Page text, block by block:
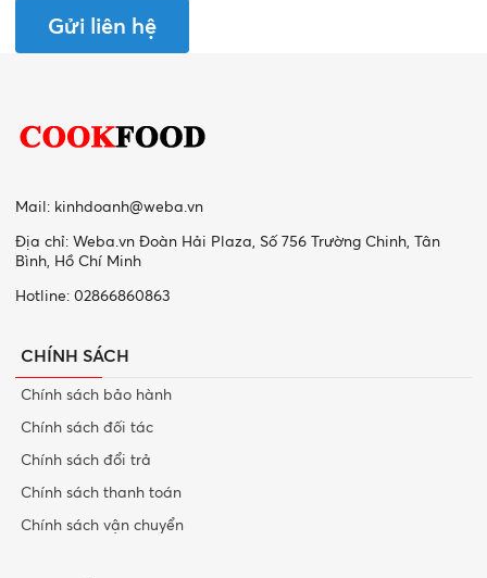
Gửi liên hệ
Mail: kinhdoanh@weba.vn
Địa chỉ: Weba.vn Đoàn Hải Plaza, Số 756 Trường Chinh, Tân
Bình, Hồ Chí Minh
Hotline: 02866860863
CHÍNH SÁCH
Chính sách bảo hành
Chính sách đối tác
Chính sách đổi trả
Chính sách thanh toán
Chính sách vận chuyển